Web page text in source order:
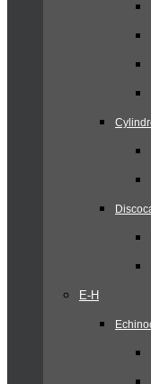
E-H